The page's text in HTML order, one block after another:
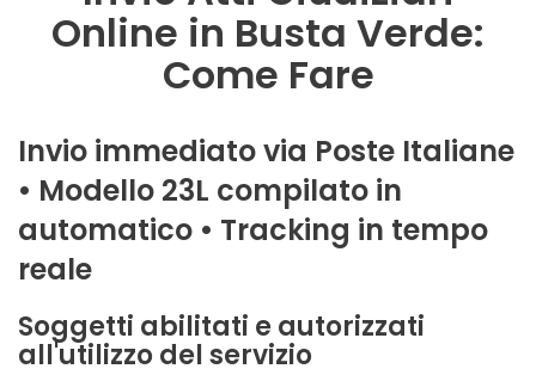
Online in Busta Verde:
Come Fare
Invio immediato via Poste Italiane
• Modello 23L compilato in
automatico • Tracking in tempo
reale
Soggetti abilitati e autorizzati
all'utilizzo del servizio